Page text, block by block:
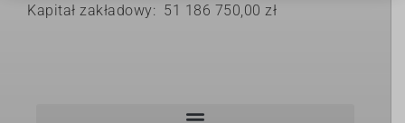
Kapitał zakładowy: 51 186 750,00 zł